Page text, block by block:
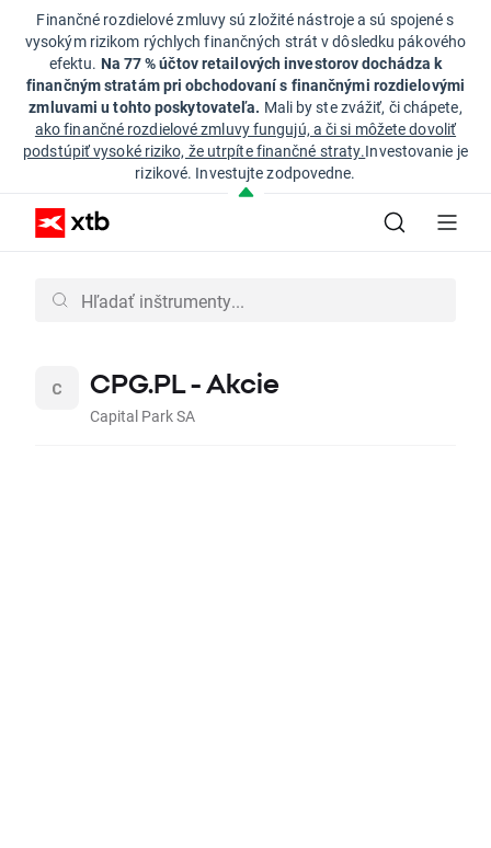
Finančné rozdielové zmluvy sú zložité nástroje a sú spojené s
vysokým rizikom rýchlych finančných strát v dôsledku pákového
efektu. Na 77 % účtov retailových investorov dochádza k
finančným stratám pri obchodovaní s finančnými rozdielovými
zmluvami u tohto poskytovateľa. Mali by ste zvážiť, či chápete,
ako finančné rozdielové zmluvy fungujú, a či si môžete dovoliť
podstúpiť vysoké riziko, že utrpíte finančné straty.Investovanie je
rizikové. Investujte zodpovedne.
CPG.PL - Akcie
Capital Park SA